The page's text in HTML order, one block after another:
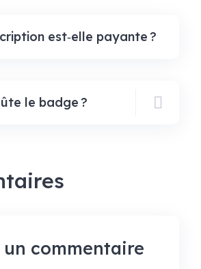
est‑elle payante ?
le badge ?
un commentaire